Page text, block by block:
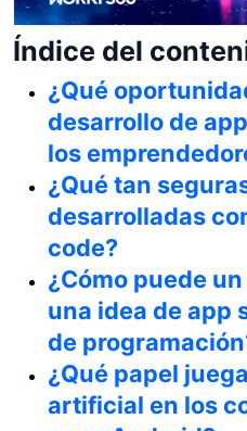
Índice del
¿Qué
desarrollo de
los
¿Qué tan
desarrolladas
code?
¿Cómo puede
una idea de app
de
¿Qué papel
artificial en los